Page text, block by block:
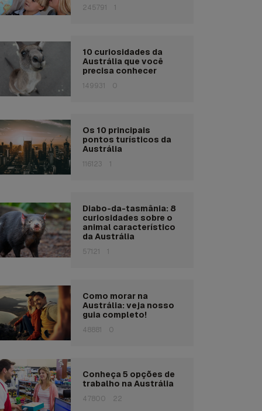
245791 1
10 curiosidades da
Austrália que você
precisa conhecer
149931 0
Os 10 principais
pontos turísticos da
Austrália
116123 1
Diabo-da-tasmânia: 8
curiosidades sobre o
animal característico
da Austrália
57121 1
Como morar na
Austrália: veja nosso
guia completo!
48881 0
Conheça 5 opções de
trabalho na Austrália
47800 22